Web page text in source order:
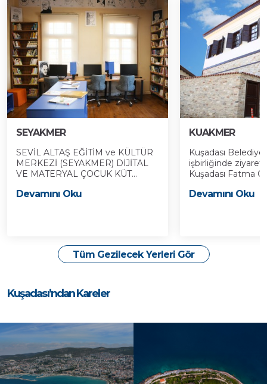
SEYAKMER
SEVİL ALTAŞ EĞİTİM ve KÜLTÜR
MERKEZİ (SEYAKMER) DİJİTAL
VE MATERYAL ÇOCUK KÜT...
Devamını Oku
KUAKMER
Kuşadası
işbirliğinde
Kuşadası Fatma
Devamını Oku
Tüm Gezilecek Yerleri Gör
Kuşadası’ndan Kareler